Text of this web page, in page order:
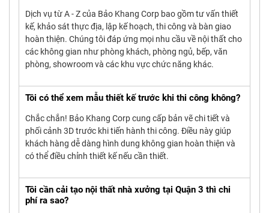
Dịch vụ từ A - Z của Bảo Khang Corp bao gồm tư vấn thiết
kế, khảo sát thực địa, lập kế hoạch, thi công và bàn giao
hoàn thiện. Chúng tôi đáp ứng mọi nhu cầu về nội thất cho
các không gian như phòng khách, phòng ngủ, bếp, văn
phòng, showroom và các khu vực chức năng khác.
Tôi có thể xem mẫu thiết kế trước khi thi công không?
Chắc chắn! Bảo Khang Corp cung cấp bản vẽ chi tiết và
phối cảnh 3D trước khi tiến hành thi công. Điều này giúp
khách hàng dễ dàng hình dung không gian hoàn thiện và
có thể điều chỉnh thiết kế nếu cần thiết.
Tôi cần cải tạo nội thất nhà xưởng tại Quận 3 thì chi
phí ra sao?